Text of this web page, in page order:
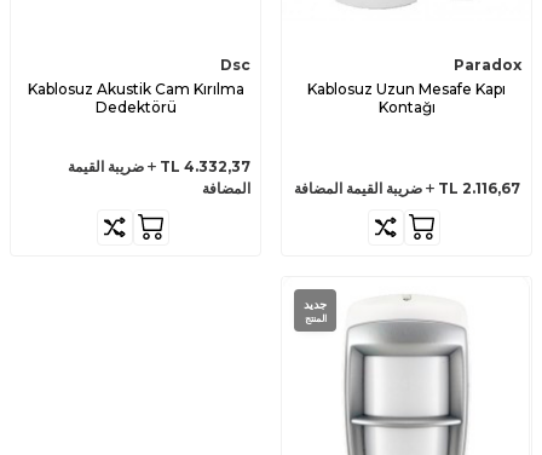
Paradox
Kablosuz Uzun Mesafe Kapı
Kontağı
2.116,67 ضريبة القيمة المضافة
Dsc
Kablosuz Akustik Cam Kırılma
Dedektörü
4.332,37
ضريبة القيمة
المضافة
جديد
المنتج